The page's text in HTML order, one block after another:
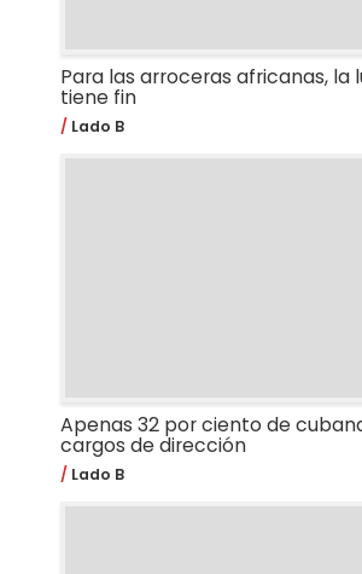
Para las arroceras africanas, la
tiene fin
Lado B
Apenas 32 por ciento de
cargos de dirección
Lado B